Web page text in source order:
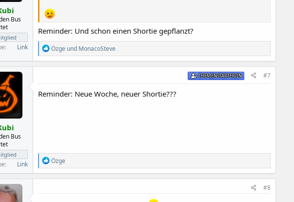
:
Bus
Link
Reminder: Und schon einen Shortie gepflanzt?
R
e
a
o
Özge und MonacoSteve
Bus
Link
THEMENSTARTER/IN #7
Reminder: Neue Woche, neuer Shortie???
R
e
a
Özge
#8